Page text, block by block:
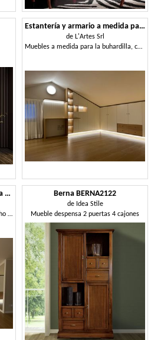
Estantería y armario a medida para buhardilla
de L'Artes Srl
Muebles a medida para la buhardilla, con librería, escritorio y armario.
Armario ático moderno hecho a medida
Armario abuhardillado moderno, hecho a medida.
Berna BERNA2122
de Idea Stile
Mueble despensa 2 puertas 4 cajones